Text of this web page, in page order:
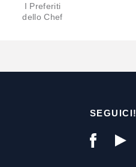
I Preferiti
dello Chef
SEGUICI!